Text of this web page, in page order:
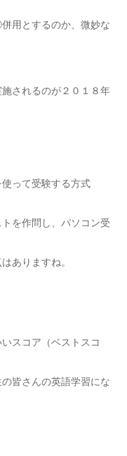
用とするのか、微妙な
されるのが２０１８年
って受験する方式
を作問し、パソコン受
ありますね。
スコア（ベストスコ
皆さんの英語学習にな